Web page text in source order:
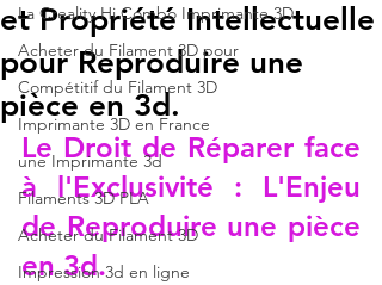
La Creality Hi Combo Imprimante 3D
Acheter du Filament 3D pour
Compétitif du Filament 3D
Imprimante 3D en France
une Imprimante 3d
Filaments 3D PLA
Acheter du Filament 3D
Impression 3d en ligne
et Propriété Intellectuelle
pour Reproduire une
pièce en 3d.
Le Droit de Réparer face
à l'Exclusivité : L'Enjeu
de Reproduire une pièce
en 3d.